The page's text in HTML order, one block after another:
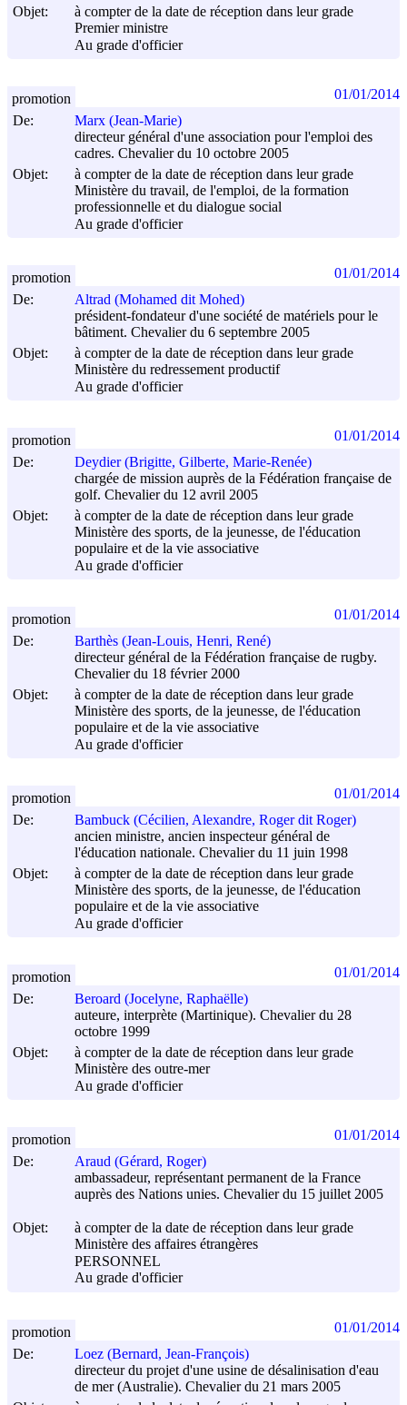
Objet:
à compter de la date de réception dans leur grade
Premier ministre
Au grade d'officier
De:
Marx (Jean-Marie)
directeur général d'une association pour l'emploi des
cadres. Chevalier du 10 octobre 2005
Objet:
à compter de la date de réception dans leur grade
Ministère du travail, de l'emploi, de la formation
professionnelle et du dialogue social
Au grade d'officier
promotion 01/01/2014
De:
Altrad (Mohamed dit Mohed)
président-fondateur d'une société de matériels pour le
bâtiment. Chevalier du 6 septembre 2005
Objet:
à compter de la date de réception dans leur grade
Ministère du redressement productif
Au grade d'officier
promotion 01/01/2014
De:
Deydier (Brigitte, Gilberte, Marie-Renée)
chargée de mission auprès de la Fédération française de
golf. Chevalier du 12 avril 2005
Objet:
à compter de la date de réception dans leur grade
Ministère des sports, de la jeunesse, de l'éducation
populaire et de la vie associative
Au grade d'officier
promotion 01/01/2014
De:
Barthès (Jean-Louis, Henri, René)
directeur général de la Fédération française de rugby.
Chevalier du 18 février 2000
Objet:
à compter de la date de réception dans leur grade
Ministère des sports, de la jeunesse, de l'éducation
populaire et de la vie associative
Au grade d'officier
promotion 01/01/2014
De:
Bambuck (Cécilien, Alexandre, Roger dit Roger)
ancien ministre, ancien inspecteur général de
l'éducation nationale. Chevalier du 11 juin 1998
Objet:
à compter de la date de réception dans leur grade
Ministère des sports, de la jeunesse, de l'éducation
populaire et de la vie associative
Au grade d'officier
promotion 01/01/2014
De:
Beroard (Jocelyne, Raphaëlle)
auteure, interprète (Martinique). Chevalier du 28
octobre 1999
Objet:
à compter de la date de réception dans leur grade
Ministère des outre-mer
Au grade d'officier
promotion 01/01/2014
De:
Araud (Gérard, Roger)
ambassadeur, représentant permanent de la France
auprès des Nations unies. Chevalier du 15 juillet 2005
Objet:
à compter de la date de réception dans leur grade
Ministère des affaires étrangères
PERSONNEL
Au grade d'officier
promotion 01/01/2014
De:
Loez (Bernard, Jean-François)
directeur du projet d'une usine de désalinisation d'eau
de mer (Australie). Chevalier du 21 mars 2005
promotion 01/01/2014